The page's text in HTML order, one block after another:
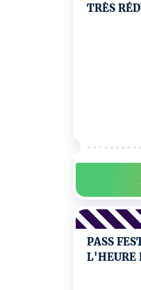
TRÈS
PASS
L'HEURE